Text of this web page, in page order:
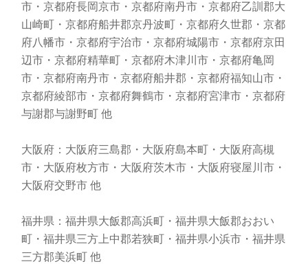
市・京都府長岡京市・京都府南丹市・京都府乙訓郡大
山崎町・京都府船井郡京丹波町・京都府久世郡・京都
府八幡市・京都府宇治市・京都府城陽市・京都府京田
辺市・京都府精華町・京都府木津川市・京都府亀岡
市・京都府南丹市・京都府船井郡・京都府福知山市・
京都府綾部市・京都府舞鶴市・京都府宮津市・京都府
与謝郡与謝野町 他
大阪府：大阪府三島郡・大阪府島本町・大阪府高槻
市・大阪府枚方市・大阪府茨木市・大阪府寝屋川市・
大阪府交野市 他
福井県：福井県大飯郡高浜町・福井県大飯郡おおい
町・福井県三方上中郡若狭町・福井県小浜市・福井県
三方郡美浜町 他